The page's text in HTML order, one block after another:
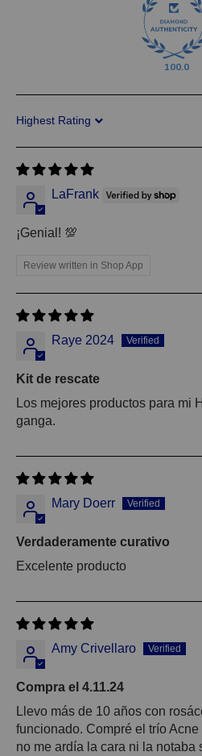
100.0
Sort by
LaFrank
¡Genial! 💯
Review written in Shop App
Raye 2024
Kit de rescate
Los mejores productos para mi
ganga.
Mary Doerr
Verdaderamente curativo
Excelente producto
Amy Crivellaro
Compra el 4.11.24
Llevo más de 10 años con
funcionado. Compré el trío
no me ardía la cara ni la notaba